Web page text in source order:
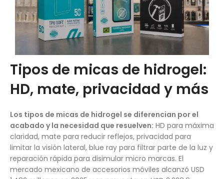
Tipos de micas de hidrogel:
HD, mate, privacidad y más
Los tipos de micas de hidrogel se diferencian por el
acabado y la necesidad que resuelven: HD para máxima
claridad, mate para reducir reflejos, privacidad para
limitar la visión lateral, blue ray para filtrar parte de la luz y
reparación rápida para disimular micro marcas. El
mercado mexicano de accesorios móviles alcanzó USD